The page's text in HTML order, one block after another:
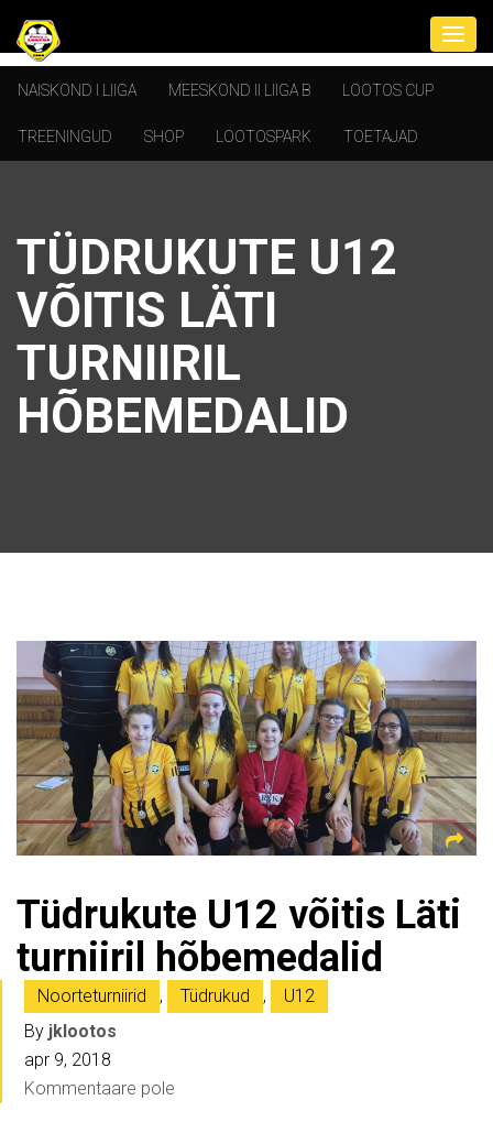
NAISKOND I LIIGA MEESKOND II LIIGA B LOOTOS CUP
TREENINGUD SHOP LOOTOSPARK TOETAJAD
TÜDRUKUTE U12
VÕITIS LÄTI
TURNIIRIL
HÕBEMEDALID
Tüdrukute U12 võitis Läti
turniiril hõbemedalid
Noorteturniirid , Tüdrukud ,
U12
By jklootos
apr 9, 2018
Kommentaare pole